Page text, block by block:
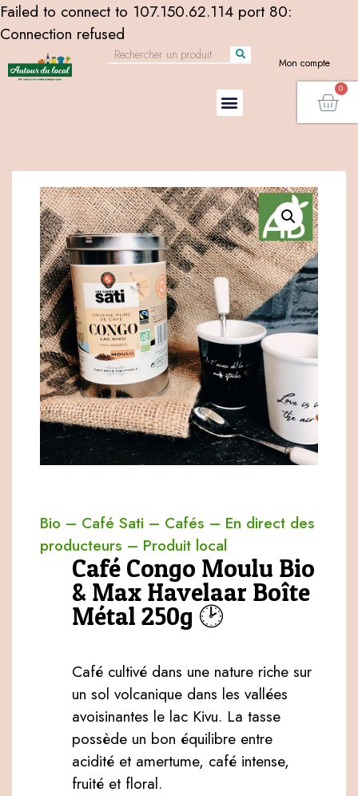
Failed to connect to 107.150.62.114 port 80:
Connection refused
Mon compte
Bio – Café Sati – Cafés – En direct des
producteurs – Produit local
Café Congo Moulu Bio
& Max Havelaar Boîte
Métal 250g 🕑
Café cultivé dans une nature riche sur
un sol volcanique dans les vallées
avoisinantes le lac Kivu. La tasse
possède un bon équilibre entre
acidité et amertume, café intense,
fruité et floral.